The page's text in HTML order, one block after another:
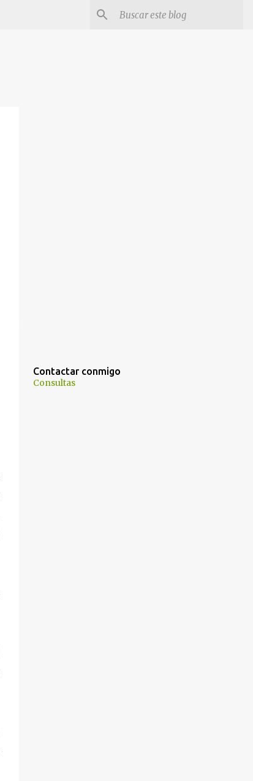
Contactar conmigo
Consultas